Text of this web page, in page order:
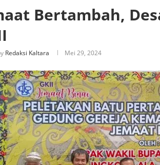
Bertambah,
Redaksi Kaltara Mei 29, 2024